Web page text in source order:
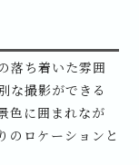
落ち着いた雰囲
な撮影ができる
色に囲まれなが
のロケーションと